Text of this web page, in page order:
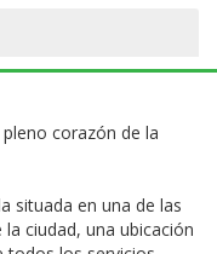
corazón de la
situada en una de las
ciudad, una ubicación